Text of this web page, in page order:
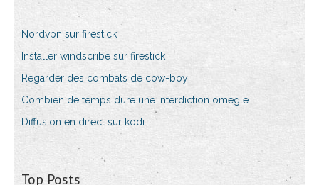
Nordvpn sur firestick
Installer windscribe sur firestick
Regarder des combats de cow-boy
Combien de temps dure une interdiction omegle
Diffusion en direct sur kodi
Top Posts